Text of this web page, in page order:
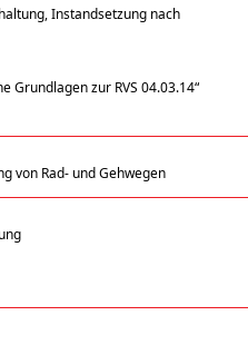
Instandsetzung nach
Grundlagen zur RVS 04.03.14“
von Rad- und Gehwegen